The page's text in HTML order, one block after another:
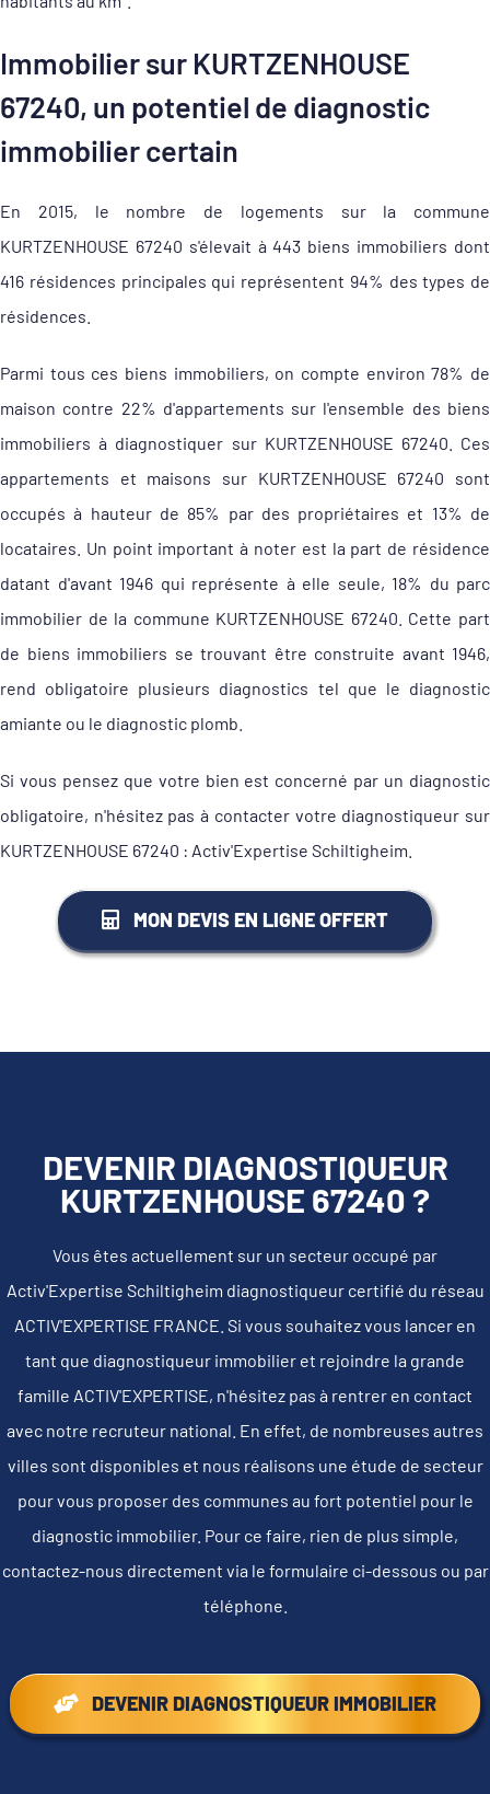
Immobilier sur KURTZENHOUSE
67240, un potentiel de diagnostic
immobilier certain
En 2015, le nombre de logements sur la commune
KURTZENHOUSE 67240 s'élevait à 443 biens immobiliers dont
416 résidences principales qui représentent 94% des types de
résidences.
Parmi tous ces biens immobiliers, on compte environ 78% de
maison contre 22% d'appartements sur l'ensemble des biens
immobiliers à diagnostiquer sur KURTZENHOUSE 67240. Ces
appartements et maisons sur KURTZENHOUSE 67240 sont
occupés à hauteur de 85% par des propriétaires et 13% de
locataires. Un point important à noter est la part de résidence
datant d'avant 1946 qui représente à elle seule, 18% du parc
immobilier de la commune KURTZENHOUSE 67240. Cette part
de biens immobiliers se trouvant être construite avant 1946,
rend obligatoire plusieurs diagnostics tel que le diagnostic
amiante ou le diagnostic plomb.
Si vous pensez que votre bien est concerné par un diagnostic
obligatoire, n'hésitez pas à contacter votre diagnostiqueur sur
KURTZENHOUSE 67240 : Activ'Expertise Schiltigheim.
MON DEVIS EN LIGNE OFFERT
DEVENIR DIAGNOSTIQUEUR
KURTZENHOUSE 67240 ?
Vous êtes actuellement sur un secteur occupé par
Activ'Expertise Schiltigheim diagnostiqueur certifié du réseau
ACTIV'EXPERTISE FRANCE. Si vous souhaitez vous lancer en
tant que diagnostiqueur immobilier et rejoindre la grande
famille ACTIV'EXPERTISE, n'hésitez pas à rentrer en contact
avec notre recruteur national. En effet, de nombreuses autres
villes sont disponibles et nous réalisons une étude de secteur
pour vous proposer des communes au fort potentiel pour le
diagnostic immobilier. Pour ce faire, rien de plus simple,
contactez-nous directement via le formulaire ci-dessous ou par
téléphone.
DEVENIR DIAGNOSTIQUEUR IMMOBILIER